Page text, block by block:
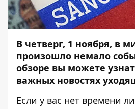
В четверг, 1 ноября, в
произошло немало
обзоре вы можете
важных новостях
Если у вас нет времени